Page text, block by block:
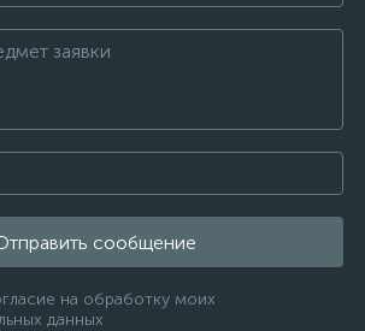
сообщение
на обработку моих
данных